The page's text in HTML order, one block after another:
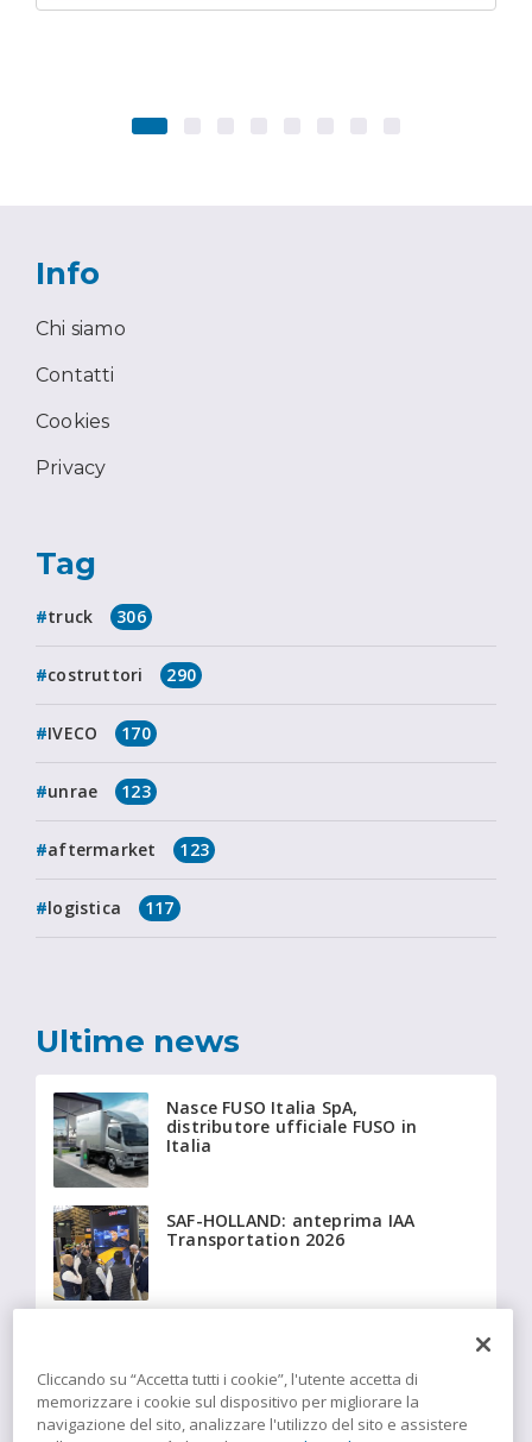
Info
Chi siamo
Contatti
Cookies
Privacy
Tag
truck 306
costruttori 290
IVECO 170
unrae 123
aftermarket 123
logistica 117
Ultime news
Nasce FUSO Italia SpA,
distributore ufficiale FUSO in
Italia
SAF-HOLLAND: anteprima IAA
Transportation 2026
isotermici equipaggiati con
tecnologia Insulation
Cliccando su “Accetta tutti i cookie”, l'utente accetta di
memorizzare i cookie sul dispositivo per migliorare la
navigazione del sito, analizzare l'utilizzo del sito e assistere